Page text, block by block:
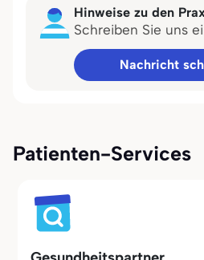
Hinweise zu den
Schreiben Sie uns
Nachricht
Patienten-Services